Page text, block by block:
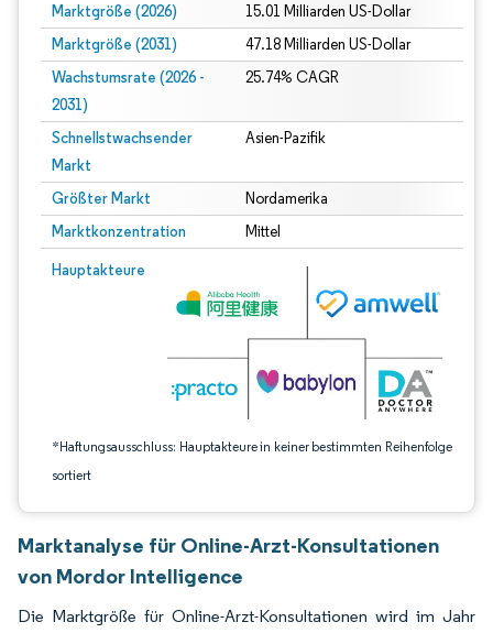
Marktgröße (2026) 15.01 Milliarden US-Dollar
Marktgröße (2031) 47.18 Milliarden US-Dollar
Wachstumsrate (2026 -
2031)
25.74% CAGR
Schnellstwachsender
Markt
Asien-Pazifik
Größter Markt Nordamerika
Marktkonzentration Mittel
Hauptakteure
*Haftungsausschluss: Hauptakteure in keiner bestimmten Reihenfolge
sortiert
Bild © Mordor Intelligence. Wiederverwendung erfordert Namensnennung
Marktanalyse für Online-Arzt-Konsultationen
von Mordor Intelligence
Die Marktgröße für Online-Arzt-Konsultationen wird im Jahr